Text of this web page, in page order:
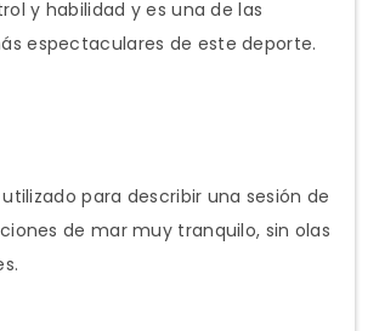
y habilidad y es una de las
espectaculares de este deporte.
para describir una sesión de
de mar muy tranquilo, sin olas